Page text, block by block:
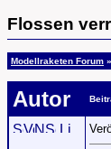
Flossen
Modellraketen Forum »
Autor